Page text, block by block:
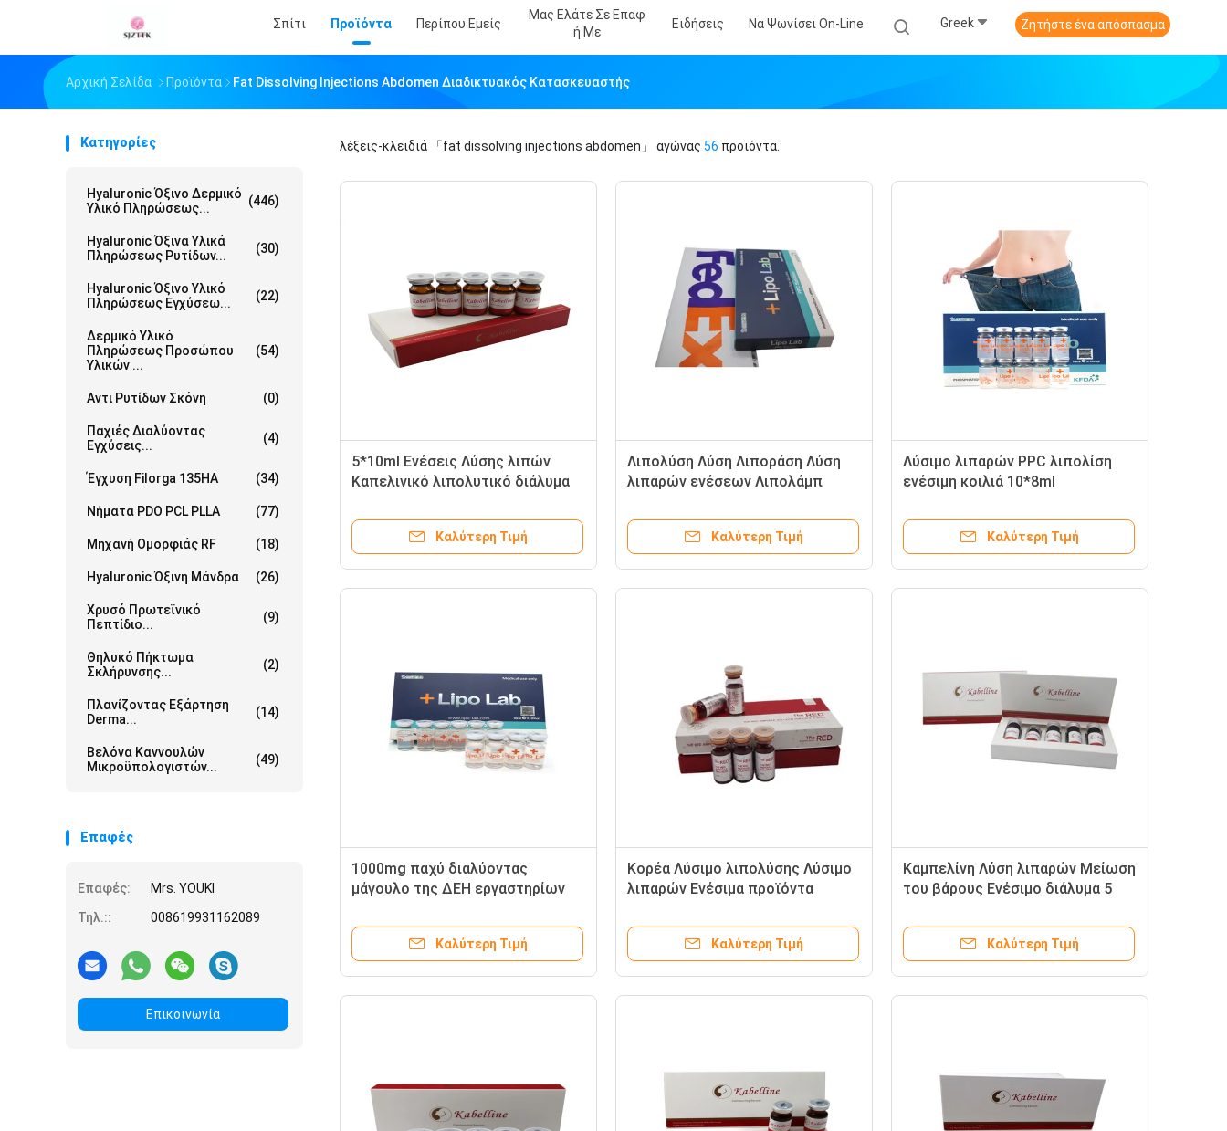
Σπίτι Προϊόντα Περίπου Εμείς
Μας Ελάτε Σε Επαφ
Ή Με
Ειδήσεις Να Ψωνίσει On-Line Greek Ζητήστε ένα απόσπασμα
Αρχική Σελίδα Προϊόντα Fat Dissolving Injections Abdomen Διαδικτυακός Κατασκευαστής
Κατηγορίες
Hyaluronic Όξινο Δερμικό
Υλικό Πληρώσεως...
(446)
Hyaluronic Όξινα Υλικά
Πληρώσεως Ρυτίδων...
(30)
Hyaluronic Όξινο Υλικό
Πληρώσεως Εγχύσεω...
(22)
Δερμικό Υλικό
Πληρώσεως Προσώπου
Υλικών ...
(54)
Αντι Ρυτίδων Σκόνη (0)
Παχιές Διαλύοντας
Εγχύσεις...
(4)
Έγχυση Filorga 135HA (34)
Νήματα PDO PCL PLLA (77)
Μηχανή Ομορφιάς RF (18)
Hyaluronic Όξινη Μάνδρα (26)
Χρυσό Πρωτεϊνικό
Πεπτίδιο...
(9)
Θηλυκό Πήκτωμα
Σκλήρυνσης...
(2)
Πλανίζοντας Εξάρτηση
Derma...
(14)
Βελόνα Καννουλών
Μικροϋπολογιστών...
(49)
Επαφές
Επαφές:
Mrs. YOUKI
Τηλ.::
008619931162089
Επικοινωνία
λέξεις-κλειδιά 「fat dissolving injections abdomen」 αγώνας 56 προϊόντα.
5*10ml Ενέσεις Λύσης λιπών
Καπελινικό λιπολυτικό διάλυμα
Καλύτερη Τιμή
Λιπολύση Λύση Λιποράση Λύση
λιπαρών ενέσεων Λιπολάμπ
Καλύτερη Τιμή
Λύσιμο λιπαρών PPC λιπολίση
ενέσιμη κοιλιά 10*8ml
Καλύτερη Τιμή
1000mg παχύ διαλύοντας
μάγουλο της ΔΕΗ εργαστηρίων
Lipo λύσης εγχύσεων Lipolytic
Καλύτερη Τιμή
Κορέα Λύσιμο λιπολύσης Λύσιμο
λιπαρών Ενέσιμα προϊόντα
κόκκινης συσκευασίας
Καλύτερη Τιμή
Καμπελίνη Λύση λιπαρών Μείωση
του βάρους Ενέσιμο διάλυμα 5
Καλύτερη Τιμή